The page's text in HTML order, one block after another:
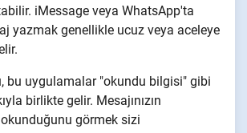
iMessage veya WhatsApp'ta
yazmak genellikle ucuz veya aceleye
bu uygulamalar "okundu bilgisi" gibi
birlikte gelir. Mesajınızın
görmek sizi